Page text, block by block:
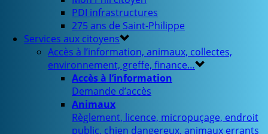
PDI infrastructures
275 ans de Saint-Philippe
Services aux citoyens
Accès à l’information, animaux, collectes,
environnement, greffe, finance…
Accès à l’information
Demande d’accès
Animaux
Règlement, licence, micropuçage, endroit
public, chien dangereux, animaux errants